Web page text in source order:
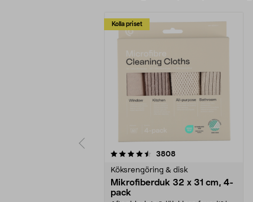
Kolla priset
3808recensioner
Köksrengöring & disk
Mikrofiberduk 32 x 31 cm, 4-
pack
4.0av 5 stjärnor